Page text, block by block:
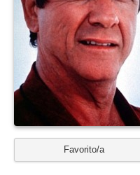
Favorito/a